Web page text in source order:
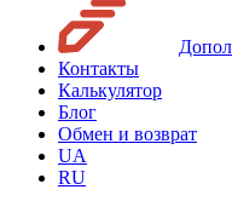
Контакты
Калькулятор
Блог
Обмен и возврат
UA
RU